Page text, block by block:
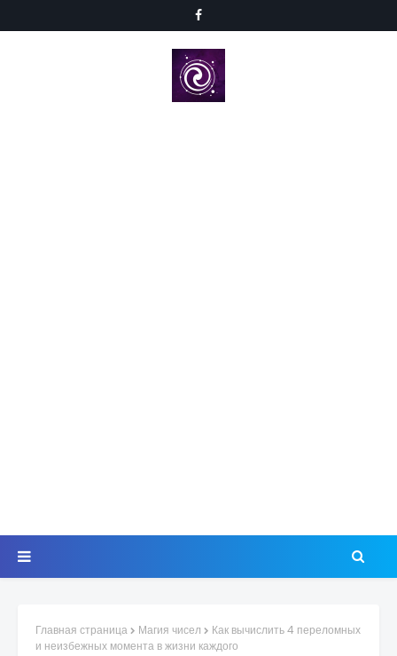
Главная страница Магия чисел
Как вычислить 4 переломных
и неизбежных момента в жизни каждого